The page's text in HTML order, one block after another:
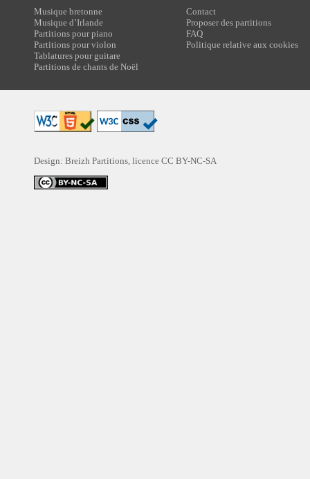
Musique bretonne
Musique d’Irlande
Partitions pour piano
Partitions pour violon
Tablatures pour guitare
Partitions de chants de Noël
Contact
Proposer des partitions
FAQ
Politique relative aux cookies
Design: Breizh Partitions, licence CC BY-NC-SA